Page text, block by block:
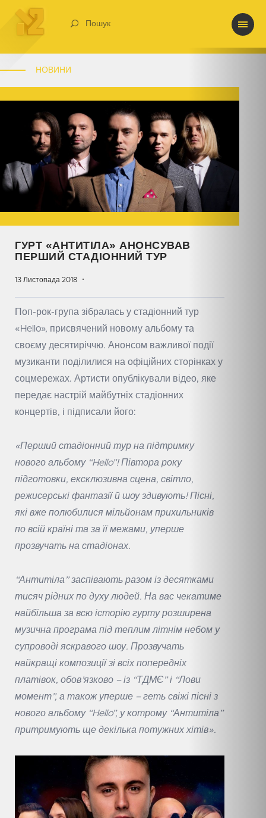
Пошук
НОВИНИ
ГУРТ «АНТИТІЛА» АНОНСУВАВ
ПЕРШИЙ СТАДІОННИЙ ТУР
13 Листопада 2018
Поп-рок-група зібралась у стадіонний тур
«Hello», присвячений новому альбому та
своєму десятиріччю. Анонсом важливої події
музиканти поділилися на офіційних сторінках у
соцмережах. Артисти опублікували відео, яке
передає настрій майбутніх стадіонних
концертів, і підписали його:
«Перший стадіонний тур на підтримку
нового альбому “Hello”! Півтора року
підготовки, ексклюзивна сцена, світло,
режисерські фантазії й шоу здивують! Пісні,
які вже полюбилися мільйонам прихильників
по всій країні та за її межами, уперше
прозвучать на стадіонах.
“Антитіла” заспівають разом із десятками
тисяч рідних по духу людей. На вас чекатиме
найбільша за всю історію гурту розширена
музична програма під теплим літнім небом у
супроводі яскравого шоу. Прозвучать
найкращі композиції зі всіх попередніх
платівок, обов’язково – із “ТДМЄ” і “Лови
момент”, а також уперше – геть свіжі пісні з
нового альбому “Hello”, у котрому “Антитіла”
притримують ще декілька потужних хітів».